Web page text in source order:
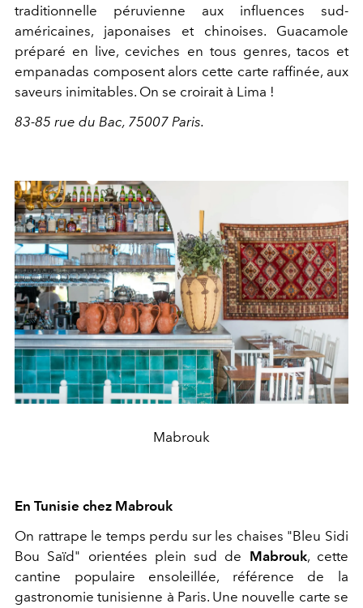
traditionnelle péruvienne aux influences sud-
américaines, japonaises et chinoises. Guacamole
préparé en live, ceviches en tous genres, tacos et
empanadas composent alors cette carte raffinée, aux
saveurs inimitables. On se croirait à Lima !
83-85 rue du Bac, 75007 Paris.
Mabrouk
En Tunisie chez Mabrouk
On rattrape le temps perdu sur les chaises "Bleu Sidi
Bou Saïd" orientées plein sud de Mabrouk, cette
cantine populaire ensoleillée, référence de la
gastronomie tunisienne à Paris. Une nouvelle carte se